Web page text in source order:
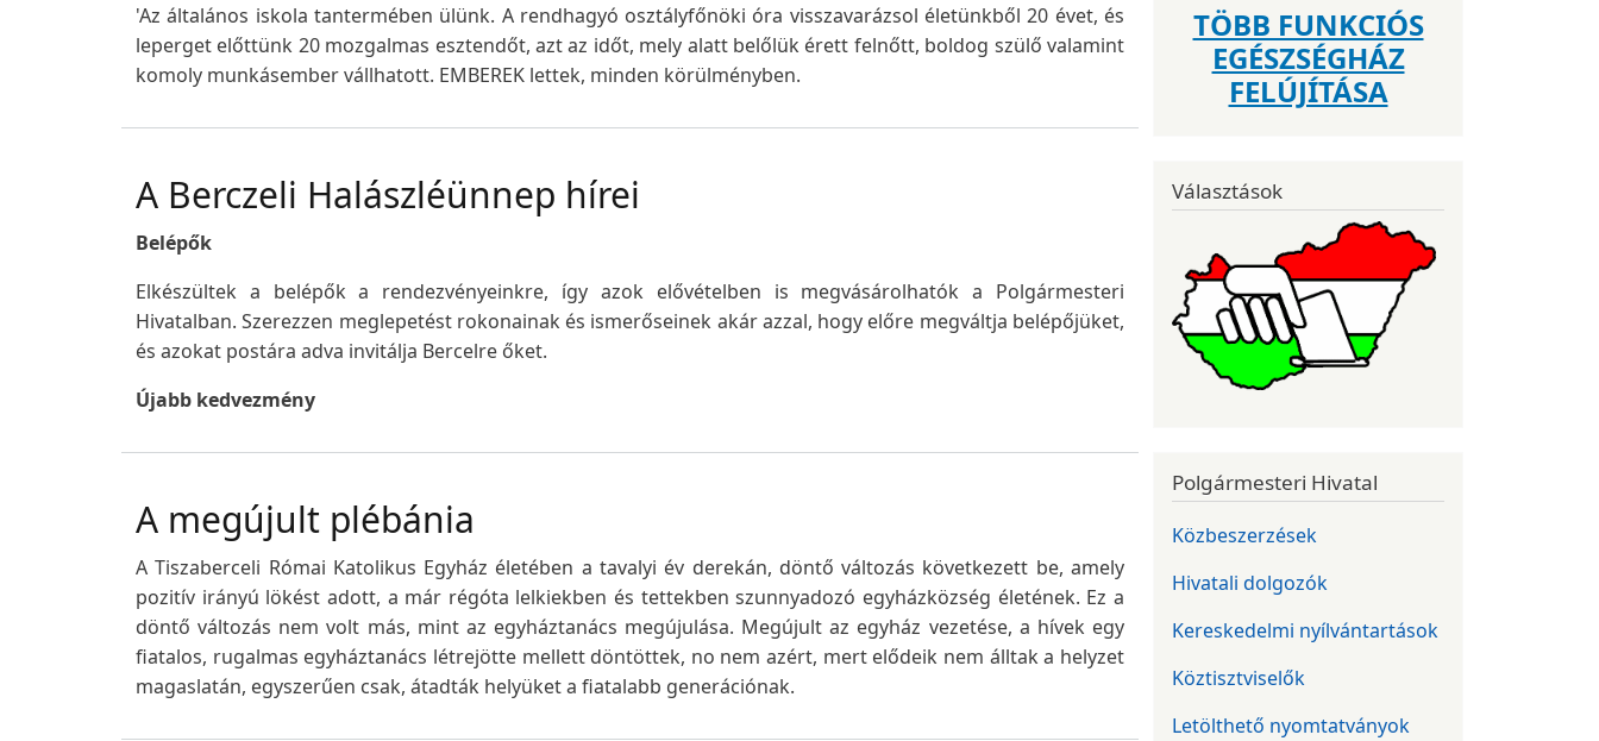
'Az általános iskola tantermében ülünk. A rendhagyó osztályfőnöki óra visszavarázsol életünkből 20 évet, és
leperget előttünk 20 mozgalmas esztendőt, azt az időt, mely alatt belőlük érett felnőtt, boldog szülő valamint
komoly munkásember vállhatott. EMBEREK lettek, minden körülményben.
A Berczeli Halászléünnep hírei
Belépők
Elkészültek a belépők a rendezvényeinkre, így azok elővételben is megvásárolhatók a Polgármesteri
Hivatalban. Szerezzen meglepetést rokonainak és ismerőseinek akár azzal, hogy előre megváltja belépőjüket,
és azokat postára adva invitálja Bercelre őket.
Újabb kedvezmény
A megújult plébánia
A Tiszaberceli Római Katolikus Egyház életében a tavalyi év derekán, döntő változás következett be, amely
pozitív irányú lökést adott, a már régóta lelkiekben és tettekben szunnyadozó egyházközség életének. Ez a
döntő változás nem volt más, mint az egyháztanács megújulása. Megújult az egyház vezetése, a hívek egy
fiatalos, rugalmas egyháztanács létrejötte mellett döntöttek, no nem azért, mert elődeik nem álltak a helyzet
magaslatán, egyszerűen csak, átadták helyüket a fiatalabb generációnak.
TÖBB FUNKCIÓS
EGÉSZSÉGHÁZ
FELÚJÍTÁSA
Választások
Polgármesteri Hivatal
Közbeszerzések
Hivatali dolgozók
Kereskedelmi nyílvántartások
Köztisztviselők
Letölthető nyomtatványok